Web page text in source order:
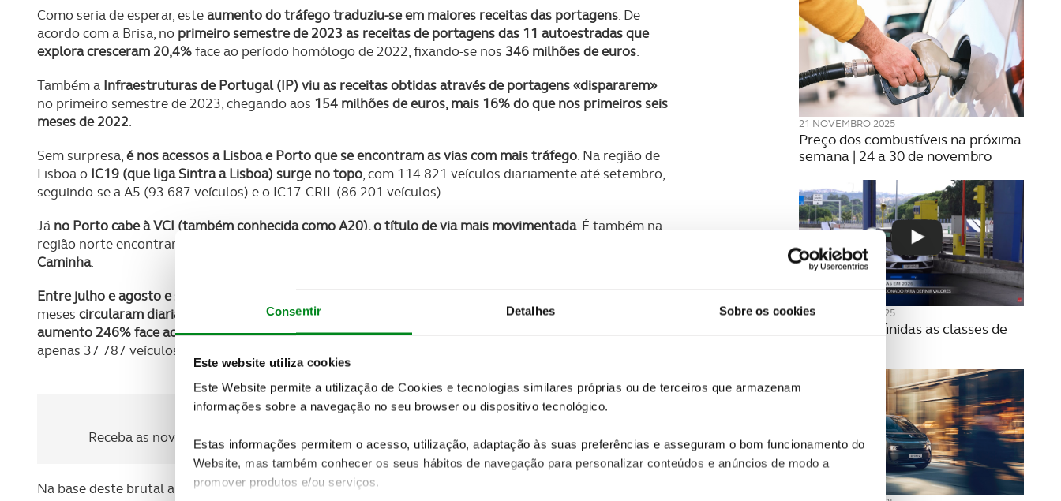
Consentir Detalhes Sobre os cookies
Este website utiliza cookies
Este Website permite a utilização de Cookies e tecnologias similares próprias ou de terceiros que armazenam
informações sobre a navegação no seu browser ou dispositivo tecnológico.
Estas informações permitem o acesso, utilização, adaptação às suas preferências e asseguram o bom funcionamento do
Website, mas também conhecer os seus hábitos de navegação para personalizar conteúdos e anúncios de modo a
promover produtos e/ou serviços.
Como seria de esperar, esteaumento do tráfego traduziu-se em maiores receitas das portagens. De
acordo com a Brisa, no primeiro semestre de 2023 as receitas de portagens das 11 autoestradas que
explora cresceram 20,4%face ao período homólogo de 2022, fixando-se nos 346 milhões de euros.
Também a Infraestruturas de Portugal (IP) viu as receitas obtidas através de portagens «dispararem»
no primeiro semestre de 2023, chegando aos 154 milhões de euros, mais 16% do que nos primeiros seis
meses de 2022.
Sem surpresa,é nos acessos a Lisboa e Porto que se encontram as vias com mais tráfego. Na região de
Lisboa o IC19 (que liga Sintra a Lisboa) surge no topo, com 114 821 veículos diariamente até setembro,
seguindo-se a A5 (93 687 veículos) e o IC17-CRIL (86 201 veículos).
Já no Porto cabe à VCI (também conhecida como A20), o título de via mais movimentada. É também na
região norte encontramos a
Caminha.
Entre julho e agosto e setembro esta via foi mesmo a mais movimentada do país
meses circularam diariamente naquela autoestrada 119 mil veículos
, um valor que representa um
aumento 246% face ao período homólogo de 2022, quando se registou um tráfego médio diário de
apenas 37 787 veículos.
Newsletter Revista
Receba as novidades do mundo automóvel e do universo ACP.
Na base deste brutal aumento de tráfego na A28 está o facto desta via ser usada para aceder às praias
21 NOVEMBRO 2025
Preço dos combustíveis na próxima
semana | 24 a 30 de novembro
20 NOVEMBRO 2025
Como são definidas as classes de